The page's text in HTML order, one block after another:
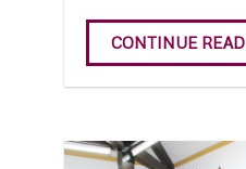
CONTINUE